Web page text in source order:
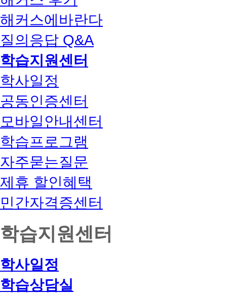
해커스에바란다
질의응답 Q&A
학습지원센터
학사일정
공동인증센터
모바일안내센터
학습프로그램
자주묻는질문
제휴 할인혜택
민간자격증센터
학습지원센터
학사일정
학습상담실